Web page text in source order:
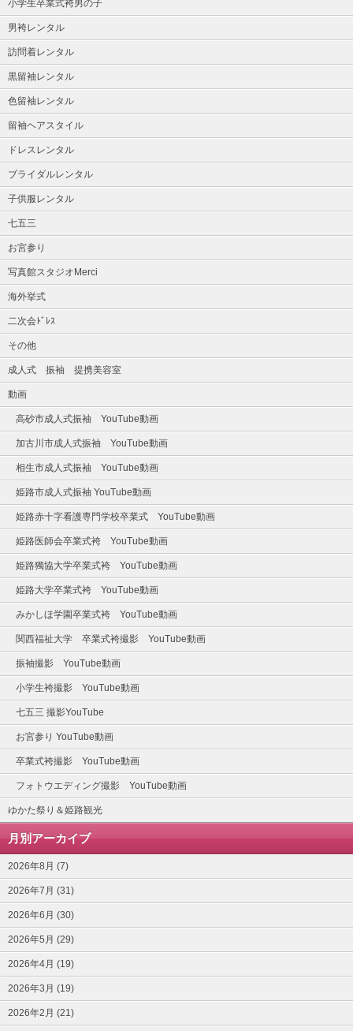
小学生卒業式袴男の子
男袴レンタル
訪問着レンタル
黒留袖レンタル
色留袖レンタル
留袖ヘアスタイル
ドレスレンタル
ブライダルレンタル
子供服レンタル
七五三
お宮参り
写真館スタジオMerci
海外挙式
二次会ﾄﾞﾚｽ
その他
成人式 振袖 提携美容室
動画
高砂市成人式振袖 YouTube動画
加古川市成人式振袖 YouTube動画
相生市成人式振袖 YouTube動画
姫路市成人式振袖 YouTube動画
姫路赤十字看護専門学校卒業式 YouTube動画
姫路医師会卒業式袴 YouTube動画
姫路獨協大学卒業式袴 YouTube動画
姫路大学卒業式袴 YouTube動画
みかしほ学園卒業式袴 YouTube動画
関西福祉大学 卒業式袴撮影 YouTube動画
振袖撮影 YouTube動画
小学生袴撮影 YouTube動画
七五三 撮影YouTube
お宮参り YouTube動画
卒業式袴撮影 YouTube動画
フォトウエディング撮影 YouTube動画
ゆかた祭り＆姫路観光
月別アーカイブ
2026年8月 (7)
2026年7月 (31)
2026年6月 (30)
2026年5月 (29)
2026年4月 (19)
2026年3月 (19)
2026年2月 (21)